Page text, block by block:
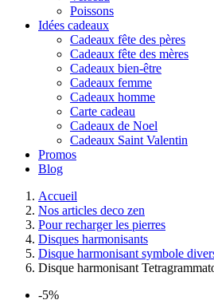
Poissons
Idées cadeaux
Cadeaux fête des pères
Cadeaux fête des mères
Cadeaux bien-être
Cadeaux femme
Cadeaux homme
Carte cadeau
Cadeaux de Noel
Cadeaux Saint Valentin
Promos
Blog
Accueil
Nos articles deco zen
Pour recharger les pierres
Disques harmonisants
Disque harmonisant symbole
Disque harmonisant
-5%